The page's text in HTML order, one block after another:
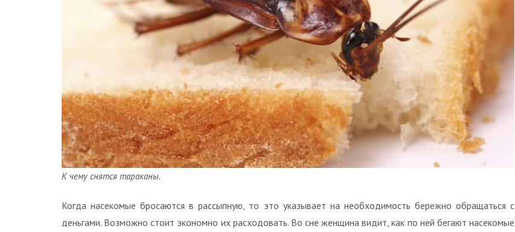
К чему снятся тараканы.
Когда насекомые бросаются в рассыпную, то это указывает на необходимость бережно обращаться с
деньгами. Возможно стоит экономно их расходовать. Во сне женщина видит, как по ней бегают насекомые